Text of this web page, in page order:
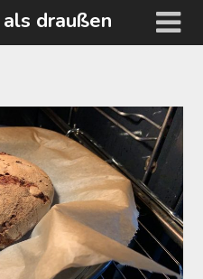
draußen